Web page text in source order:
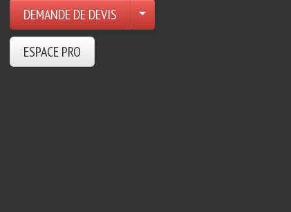
DEMANDE DE DEVIS
ESPACE PRO